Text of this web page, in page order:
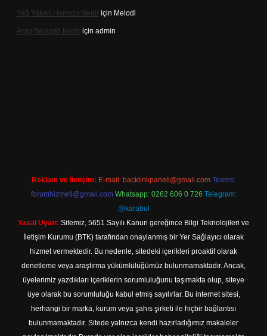
Yağ Yakan Hormon Nedir için Melodi
Arap Belagati Nedir için admin
Reklam ve İletişim: E-mail: backlinkpaneli@gmail.com Teams:
forumhizmeti@gmail.com Whatsapp: 0262 606 0 726 Telegram:
@karabul
Yasal Uyarı: Sitemiz, 5651 Sayılı Kanun gereğince Bilgi Teknolojileri ve
İletişim Kurumu (BTK) tarafından onaylanmış bir Yer Sağlayıcı olarak
hizmet vermektedir. Bu nedenle, sitedeki içerikleri proaktif olarak
denetleme veya araştırma yükümlülüğümüz bulunmamaktadır. Ancak,
üyelerimiz yazdıkları içeriklerin sorumluluğunu taşımakta olup, siteye
üye olarak bu sorumluluğu kabul etmiş sayılırlar. Bu internet sitesi,
herhangi bir marka, kurum veya şahıs şirketi ile hiçbir bağlantısı
bulunmamaktadır. Sitede yalnızca kendi hazırladığımız makaleler